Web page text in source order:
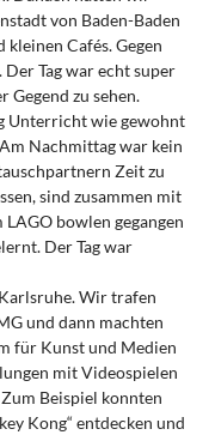
von Baden-Baden
Cafés. Gegen
Tag war echt super
Gegend zu sehen.
Unterricht wie gewohnt
Nachmittag war kein
Zeit zu
sind zusammen mit
bowlen gegangen
Der Tag war
Wir trafen
und dann machten
für Kunst und Medien
mit Videospielen
Beispiel konnten
Kong“ entdecken und